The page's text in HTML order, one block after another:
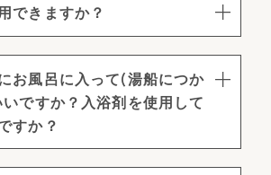
できますか？
お風呂に入って(湯船につか
ですか？入浴剤を使用して
すか？